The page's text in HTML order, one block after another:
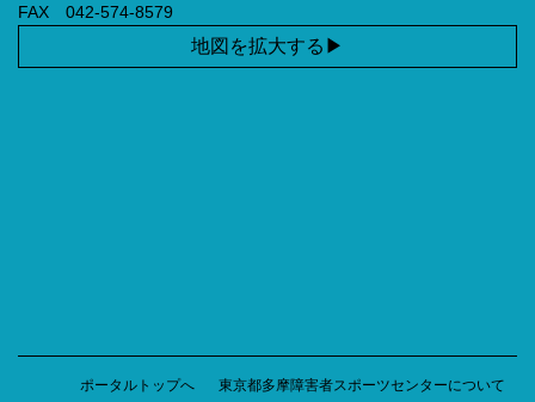
FAX 042-574-8579
地図を拡大する
ポータルトップへ 東京都多摩障害者スポーツセンターについて